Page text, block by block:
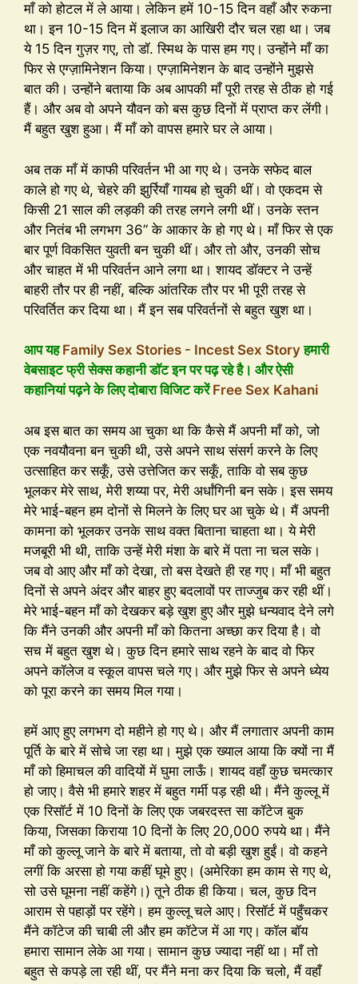
माँ को होटल में ले आया। लेकिन हमें 10-15 दिन वहाँ और रुकना
था। इन 10-15 दिन में इलाज का आखिरी दौर चल रहा था। जब
ये 15 दिन गुज़र गए, तो डॉ. स्मिथ के पास हम गए। उन्होंने माँ का
फिर से एग्ज़ामिनेशन किया। एग्ज़ामिनेशन के बाद उन्होंने मुझसे
बात की। उन्होंने बताया कि अब आपकी माँ पूरी तरह से ठीक हो गई
हैं। और अब वो अपने यौवन को बस कुछ दिनों में प्राप्त कर लेंगी।
मैं बहुत खुश हुआ। मैं माँ को वापस हमारे घर ले आया।
अब तक माँ में काफी परिवर्तन भी आ गए थे। उनके सफेद बाल
काले हो गए थे, चेहरे की झुर्रियाँ गायब हो चुकी थीं। वो एकदम से
किसी 21 साल की लड़की की तरह लगने लगी थीं। उनके स्तन
और नितंब भी लगभग 36” के आकार के हो गए थे। माँ फिर से एक
बार पूर्ण विकसित युवती बन चुकी थीं। और तो और, उनकी सोच
और चाहत में भी परिवर्तन आने लगा था। शायद डॉक्टर ने उन्हें
बाहरी तौर पर ही नहीं, बल्कि आंतरिक तौर पर भी पूरी तरह से
परिवर्तित कर दिया था। मैं इन सब परिवर्तनों से बहुत खुश था।
आप यहFamily Sex Stories - Incest Sex Storyहमारी
वेबसाइट फ्री सेक्स कहानी डॉट इन पर पढ़ रहे है। और ऐसी
कहानियां पढ़ने के लिए दोबारा विजिट करेंFree Sex Kahani
अब इस बात का समय आ चुका था कि कैसे मैं अपनी माँ को, जो
एक नवयौवना बन चुकी थी, उसे अपने साथ संसर्ग करने के लिए
उत्साहित कर सकूँ, उसे उत्तेजित कर सकूँ, ताकि वो सब कुछ
भूलकर मेरे साथ, मेरी शय्या पर, मेरी अर्धांगिनी बन सके। इस समय
मेरे भाई-बहन हम दोनों से मिलने के लिए घर आ चुके थे। मैं अपनी
कामना को भूलकर उनके साथ वक्त बिताना चाहता था। ये मेरी
मजबूरी भी थी, ताकि उन्हें मेरी मंशा के बारे में पता ना चल सके।
जब वो आए और माँ को देखा, तो बस देखते ही रह गए। माँ भी बहुत
दिनों से अपने अंदर और बाहर हुए बदलावों पर ताज्जुब कर रही थीं।
मेरे भाई-बहन माँ को देखकर बड़े खुश हुए और मुझे धन्यवाद देने लगे
कि मैंने उनकी और अपनी माँ को कितना अच्छा कर दिया है। वो
सच में बहुत खुश थे। कुछ दिन हमारे साथ रहने के बाद वो फिर
अपने कॉलेज व स्कूल वापस चले गए। और मुझे फिर से अपने ध्येय
को पूरा करने का समय मिल गया।
हमें आए हुए लगभग दो महीने हो गए थे। और मैं लगातार अपनी काम
पूर्ति के बारे में सोचे जा रहा था। मुझे एक ख्याल आया कि क्यों ना मैं
माँ को हिमाचल की वादियों में घुमा लाऊँ। शायद वहाँ कुछ चमत्कार
हो जाए। वैसे भी हमारे शहर में बहुत गर्मी पड़ रही थी। मैंने कुल्लू में
एक रिसॉर्ट में 10 दिनों के लिए एक जबरदस्त सा कॉटेज बुक
किया, जिसका किराया 10 दिनों के लिए 20,000 रुपये था। मैंने
माँ को कुल्लू जाने के बारे में बताया, तो वो बड़ी खुश हुईं। वो कहने
लगीं कि अरसा हो गया कहीं घूमे हुए। (अमेरिका हम काम से गए थे,
सो उसे घूमना नहीं कहेंगे।) तूने ठीक ही किया। चल, कुछ दिन
आराम से पहाड़ों पर रहेंगे। हम कुल्लू चले आए। रिसॉर्ट में पहुँचकर
मैंने कॉटेज की चाबी ली और हम कॉटेज में आ गए। कॉल बॉय
हमारा सामान लेके आ गया। सामान कुछ ज्यादा नहीं था। माँ तो
बहुत से कपड़े ला रही थीं, पर मैंने मना कर दिया कि चलो, मैं वहाँ